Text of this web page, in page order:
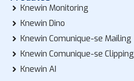
Knewin Monitoring
Knewin Dino
Knewin Comunique-se Mailing
Knewin Comunique-se Clipping
Knewin AI